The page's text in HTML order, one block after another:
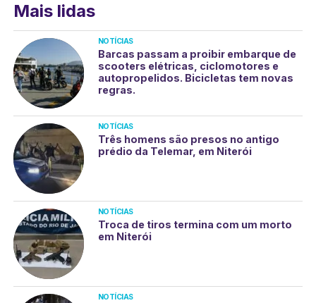
Mais lidas
NOTÍCIAS
Barcas passam a proibir embarque de
scooters elétricas, ciclomotores e
autopropelidos. Bicicletas tem novas
regras.
NOTÍCIAS
Três homens são presos no antigo
prédio da Telemar, em Niterói
NOTÍCIAS
Troca de tiros termina com um morto
em Niterói
NOTÍCIAS